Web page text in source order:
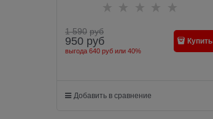
1 590 руб
950 руб
выгода 640 руб или 40%
Купить
Добавить в сравнение